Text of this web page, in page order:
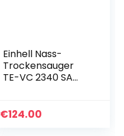
Einhell Nass-
Trockensauger
TE-VC 2340 SA
Edelstahlbehälter,
€124.00